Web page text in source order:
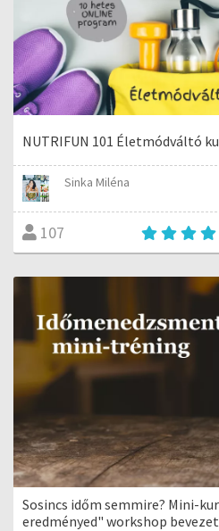
NUTRIFUN 101 Életmódváltó
Sinka Miléna
107
Sosincs időm semmire? Mini-
eredményed" workshop